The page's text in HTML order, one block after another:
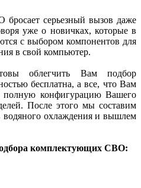
серьезный вызов даже
уже о новичках, которые в
с выбором компонентов для
в свой компьютер.
облегчить Вам подбор
бесплатна, а все, что Вам
конфигурацию Вашего
После этого мы составим
охлаждения и вышлем
комплектующих СВО: